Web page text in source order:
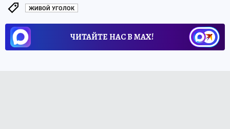
ЖИВОЙ УГОЛОК
ЧИТАЙТЕ НАС В МАХ!